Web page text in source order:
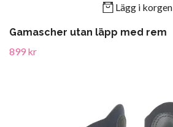
Lägg i korgen
Gamascher utan läpp med rem
899 kr